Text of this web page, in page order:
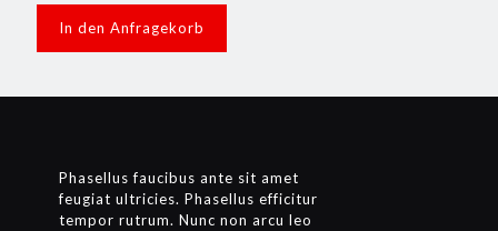
In den Anfragekorb
Phasellus faucibus ante sit amet
feugiat ultricies. Phasellus efficitur
tempor rutrum. Nunc non arcu leo